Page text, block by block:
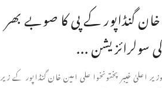
خان گنڈاپور کے پی کا صوبے بھر
سولرائزیشن ...
اعلیٰ خیبر پختونخوا علی امین خان گنڈاپور کے زیر